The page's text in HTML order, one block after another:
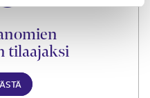
tilaajaksi